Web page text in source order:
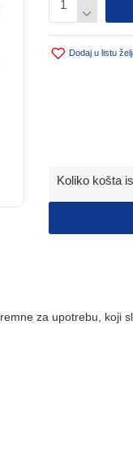
Dodaj u listu
Koliko košta
za upotrebu, koji